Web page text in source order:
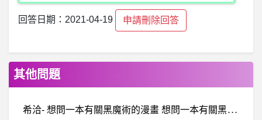
回答日期：2021-04-19 申請刪除回答
其他問題
希
洽- 想問一本有關黑魔術的漫畫 想問一本有關黑魔術的漫畫